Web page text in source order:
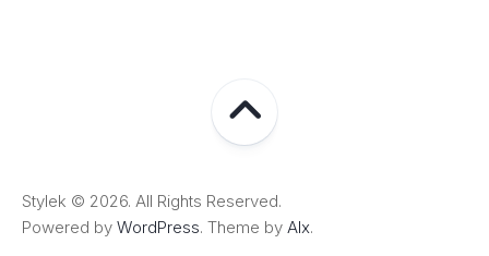
Stylek © 2026. All Rights Reserved.
Powered by WordPress. Theme by Alx.